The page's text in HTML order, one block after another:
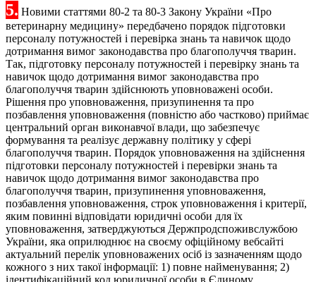
5. Новими статтями 80-2 та 80-3 Закону України «Про
ветеринарну медицину» передбачено порядок підготовки
персоналу потужностей і перевірка знань та навичок щодо
дотримання вимог законодавства про благополуччя тварин.
Так, підготовку персоналу потужностей і перевірку знань та
навичок щодо дотримання вимог законодавства про
благополуччя тварин здійснюють уповноважені особи.
Рішення про уповноваження, призупинення та про
позбавлення уповноваження (повністю або частково) приймає
центральний орган виконавчої влади, що забезпечує
формування та реалізує державну політику у сфері
благополуччя тварин. Порядок уповноваження на здійснення
підготовки персоналу потужностей і перевірки знань та
навичок щодо дотримання вимог законодавства про
благополуччя тварин, призупинення уповноваження,
позбавлення уповноваження, строк уповноваження і критерії,
яким повинні відповідати юридичні особи для їх
уповноваження, затверджуються Держпродспоживслужбою
України, яка оприлюднює на своєму офіційному вебсайті
актуальний перелік уповноважених осіб із зазначенням щодо
кожного з них такої інформації: 1) повне найменування; 2)